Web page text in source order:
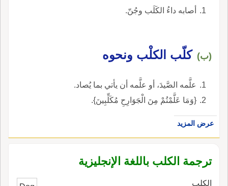
أصابه داءُ الكَلَب وجُنّ.
(ب) كلّب الكلْب ونحوه
علَّمه الصَّيدَ، أو علَّمه أن يأتي بما يُصاد.
{وَمَا عَلَّمْتُمْ مِنَ الْجَوَارِحِ مُكَلِّبِينَ}.
عرض المزيد
ترجمة الكلب باللغة الإنجليزية
الكلب